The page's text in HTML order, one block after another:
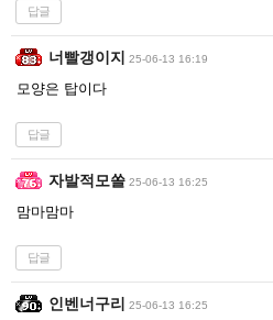
답글
너빨갱이지 25-06-13 16:19
모양은 탑이다
답글
자발적모쏠 25-06-13 16:25
맘마맘마
답글
인벤너구리 25-06-13 16:25